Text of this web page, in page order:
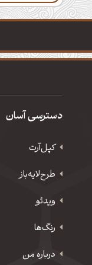
دسترسی آسان
کپل‌آرت
طرح‌لایه‌باز
ویدئو
رنگ‌ها
درباره من